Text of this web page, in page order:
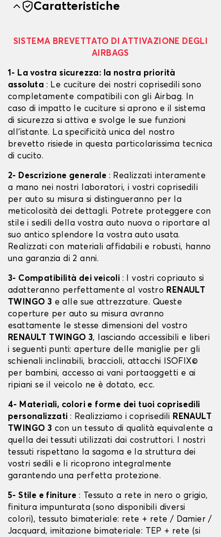
Caratteristiche
SISTEMA BREVETTATO DI ATTIVAZIONE DEGLI
AIRBAGS
1- La vostra sicurezza: la nostra priorità
assoluta : Le cuciture dei nostri coprisedili sono
completamente compatibili con gli Airbag. In
caso di impatto le cuciture si aprono e il sistema
di sicurezza si attiva e svolge le sue funzioni
all'istante. La specificità unica del nostro
brevetto risiede in questa particolarissima tecnica
di cucito.
2- Descrizione generale : Realizzati interamente
a mano nei nostri laboratori, i vostri coprisedili
per auto su misura si distingueranno per la
meticolosità dei dettagli. Potrete proteggere con
stile i sedili della vostra auto nuova o riportare al
suo antico splendore la vostra auto usata.
Realizzati con materiali affidabili e robusti, hanno
una garanzia di 2 anni.
3- Compatibilità dei veicoli : I vostri copriauto si
adatteranno perfettamente al vostro RENAULT
TWINGO 3 e alle sue attrezzature. Queste
coperture per auto su misura avranno
esattamente le stesse dimensioni del vostro
RENAULT TWINGO 3, lasciando accessibili e liberi
i seguenti punti: aperture delle maniglie per gli
schienali inclinabili, braccioli, attacchi ISOFIX©
per bambini, accesso ai vani portaoggetti e ai
ripiani se il veicolo ne è dotato, ecc.
4- Materiali, colori e forme dei tuoi coprisedili
personalizzati: Realizziamo i coprisedili RENAULT
TWINGO 3 con un tessuto di qualità equivalente a
quella dei tessuti utilizzati dai costruttori. I nostri
tessuti rispettano la sagoma e la struttura dei
vostri sedili e li ricoprono integralmente
garantendo una perfetta protezione.
5- Stile e finiture : Tessuto a rete in nero o grigio,
finitura impunturata (sono disponibili diversi
colori), tessuto bimateriale: rete + rete / Damier /
Jacquard, imitazione bimateriale: TEP + rete (si